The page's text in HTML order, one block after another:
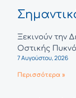
Ξεκινούν την
Οστικής
7 Αυγούστου, 2026
Περισσότερα »